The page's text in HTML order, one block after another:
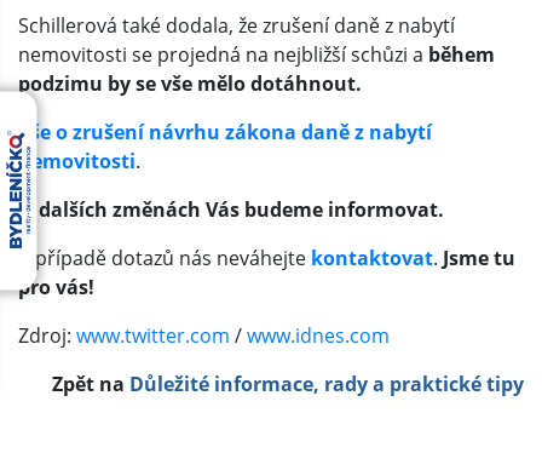
Schillerová také dodala, že zrušení daně z nabytí
nemovitosti se projedná na nejbližší schůzi a během
podzimu by se vše mělo dotáhnout.
Vše o zrušení návrhu zákona daně z nabytí
nemovitosti.
O dalších změnách Vás budeme informovat.
V případě dotazů nás neváhejte kontaktovat. Jsme tu
pro vás!
Zdroj: www.twitter.com /www.idnes.com
Zpět na Důležité informace, rady a praktické tipy